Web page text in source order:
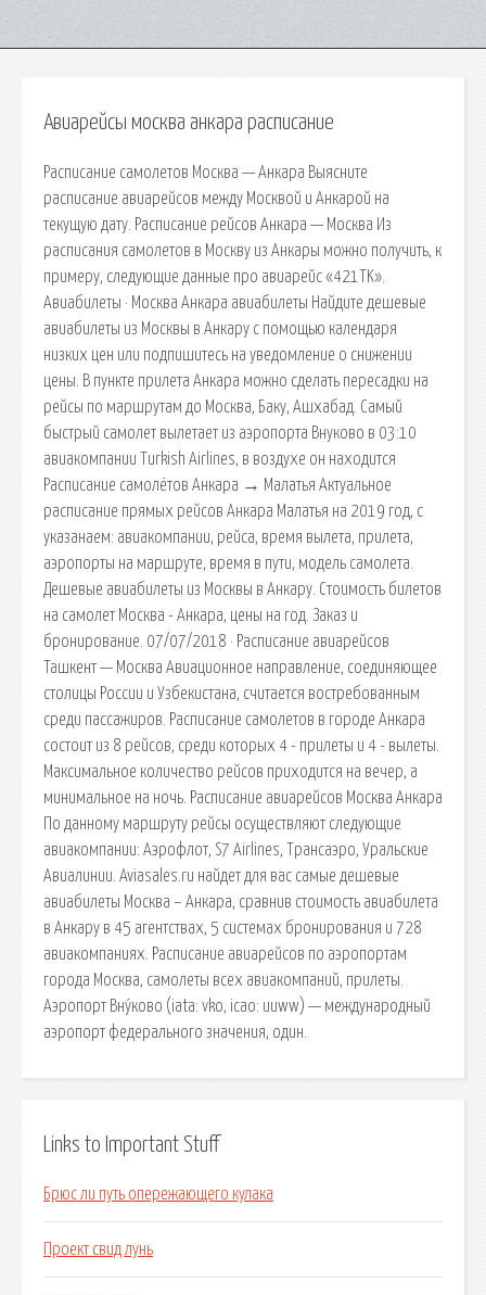
Авиарейсы москва анкара расписание
Расписание самолетов Москва — Анкара Выясните
расписание авиарейсов между Москвой и Анкарой на
текущую дату. Расписание рейсов Анкара — Москва Из
расписания самолетов в Москву из Анкары можно получить, к
примеру, следующие данные про авиарейс «421TK».
Авиабилеты · Москва Анкара авиабилеты Найдите дешевые
авиабилеты из Москвы в Анкару с помощью календаря
низких цен или подпишитесь на уведомление о снижении
цены. В пункте прилета Анкара можно сделать пересадки на
рейсы по маршрутам до Москва, Баку, Ашхабад. Самый
быстрый самолет вылетает из аэропорта Внуково в 03:10
авиакомпании Turkish Airlines, в воздухе он находится
Расписание самолётов Анкара → Малатья Актуальное
расписание прямых рейсов Анкара Малатья на 2019 год, с
указанаем: авиакомпании, рейса, время вылета, прилета,
аэропорты на маршруте, время в пути, модель самолета.
Дешевые авиабилеты из Москвы в Анкару. Стоимость билетов
на самолет Москва - Анкара, цены на год. Заказ и
бронирование. 07/07/2018 · Расписание авиарейсов
Ташкент — Москва Авиационное направление, соединяющее
столицы России и Узбекистана, считается востребованным
среди пассажиров. Расписание самолетов в городе Анкара
состоит из 8 рейсов, среди которых 4 - прилеты и 4 - вылеты.
Максимальное количество рейсов приходится на вечер, а
минимальное на ночь. Расписание авиарейсов Москва Анкара
По данному маршруту рейсы осуществляют следующие
авиакомпании: Аэрофлот, S7 Airlines, Трансаэро, Уральские
Авиалинии. Aviasales.ru найдет для вас самые дешевые
авиабилеты Москва – Анкара, сравнив стоимость авиабилета
в Анкару в 45 агентствах, 5 системах бронирования и 728
авиакомпаниях. Расписание авиарейсов по аэропортам
города Москва, самолеты всех авиакомпаний, прилеты.
Аэропорт Вну́ково (iata: vko, icao: uuww) — международный
аэропорт федерального значения, один.
Links to Important Stuff
Брюс ли путь опережающего кулака
Проект свид лунь